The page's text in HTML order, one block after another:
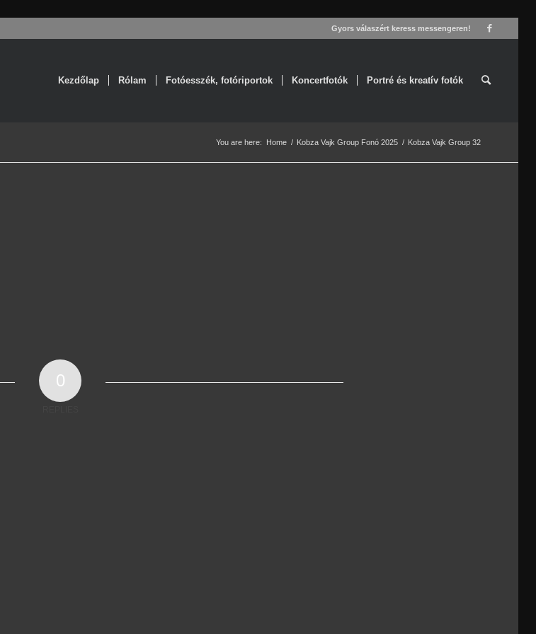
Gyors válaszért keress messengeren!
Kezdőlap Rólam Fotóesszék, fotóriportok Koncertfotók Portré és kreatív fotók
You are here: Home / Kobza Vajk Group Fonó 2025 / Kobza Vajk Group 32
0